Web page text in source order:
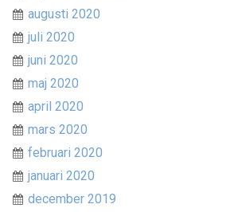
augusti 2020
juli 2020
juni 2020
maj 2020
april 2020
mars 2020
februari 2020
januari 2020
december 2019